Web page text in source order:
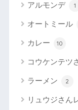
アルモンデ 1
オートミール
カレー 10
コウケンテツ
ラーメン 2
リュウジさん